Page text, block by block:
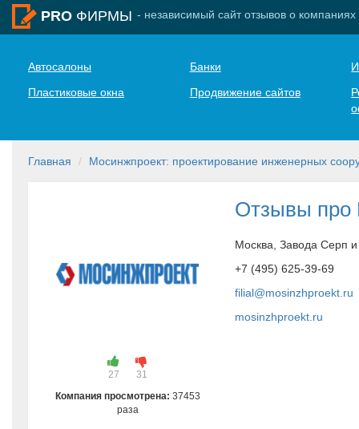
PRO ФИРМЫ - независимый сайт отзывов о компаниях
Автосалоны Банки
Пластиковые окна
Продвижение сайтов
Главная Мосинжпроект: проектирование инженерных
27
31
Компания просмотрена: 37453
раза
Отзывы про
Москва, Завода Серп
+7 (495) 625-39-69
filial@mosinzhproekt.ru
mosinzhproekt.ru